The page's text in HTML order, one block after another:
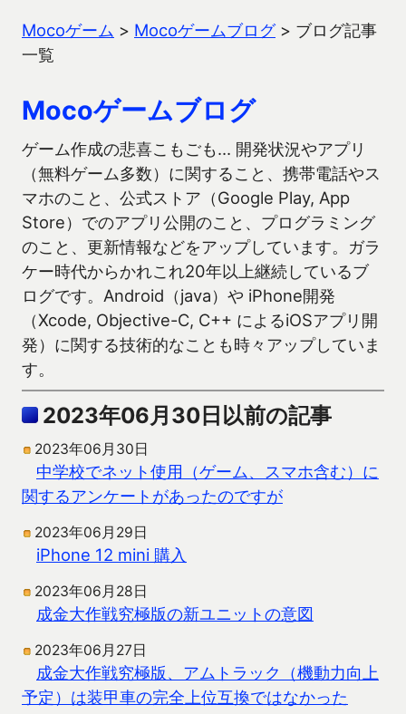
Mocoゲーム > Mocoゲームブログ> ブログ記事
一覧
Mocoゲームブログ
ゲーム作成の悲喜こもごも… 開発状況やアプリ
（無料ゲーム多数）に関すること、携帯電話やス
マホのこと、公式ストア（Google Play, App
Store）でのアプリ公開のこと、プログラミング
のこと、更新情報などをアップしています。ガラ
ケー時代からかれこれ20年以上継続しているブ
ログです。Android（java）や iPhone開発
（Xcode, Objective-C, C++ によるiOSアプリ開
発）に関する技術的なことも時々アップしていま
す。
2023年06月30日以前の記事
2023年06月30日
中学校でネット使用（ゲーム、スマホ含む）に
関するアンケートがあったのですが
2023年06月29日
iPhone 12 mini 購入
2023年06月28日
成金大作戦究極版の新ユニットの意図
2023年06月27日
成金大作戦究極版、アムトラック（機動力向上
予定）は装甲車の完全上位互換ではなかった